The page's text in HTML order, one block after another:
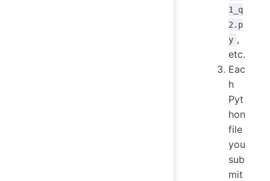
1_q
2.p
y ,
etc.
Eac
h
Pyt
hon
file
you
sub
mit